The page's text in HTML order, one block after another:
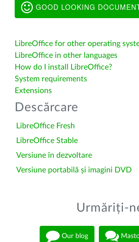
GOOD LOOKING
LibreOffice for other operating
LibreOffice in other languages
How do I install LibreOffice?
System requirements
Extensions
Descărcare
LibreOffice Fresh
LibreOffice Stable
Versiune în dezvoltare
Versiune portabilă și imagini DVD
Urmăriți-
Our blog